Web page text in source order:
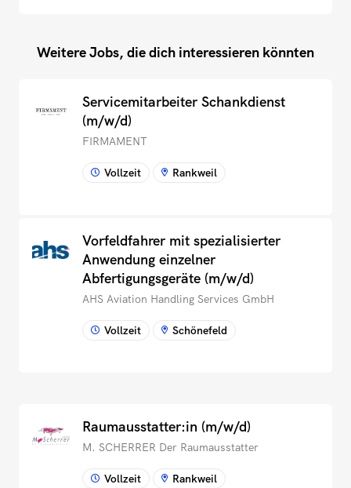
Raumausstatter:in (m/w/d)
M. SCHERRER Der Raumausstatter
Vollzeit Rankweil
Weitere Jobs, die dich interessieren könnten
Servicemitarbeiter Schankdienst
(m/w/d)
FIRMAMENT
Vollzeit Rankweil
Vorfeldfahrer mit spezialisierter
Anwendung einzelner
Abfertigungsgeräte (m/w/d)
AHS Aviation Handling Services GmbH
Vollzeit Schönefeld